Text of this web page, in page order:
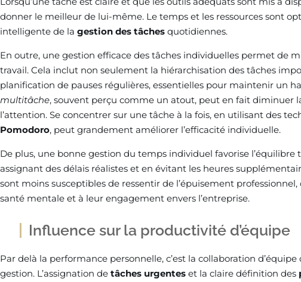
donner le meilleur de lui-même. Le temps et les ressources sont
intelligente de la gestion des tâches quotidiennes.
En outre, une gestion efficace des tâches individuelles permet de
travail. Cela inclut non seulement la hiérarchisation des tâches
planification de pauses régulières, essentielles pour maintenir un
multitâche, souvent perçu comme un atout, peut en fait diminuer
l’attention. Se concentrer sur une tâche à la fois, en utilisant des
Pomodoro, peut grandement améliorer l’efficacité individuelle.
De plus, une bonne gestion du temps individuel favorise l’équilibre
assignant des délais réalistes et en évitant les heures
sont moins susceptibles de ressentir de l’épuisement
santé mentale et à leur engagement envers l’entreprise.
Influence sur la productivité d’équipe
Par delà la performance personnelle, c’est la collaboration
gestion. L’assignation de tâches urgentes et la claire définition des